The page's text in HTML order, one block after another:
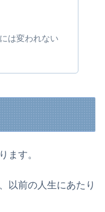
は変われない
ます。
以前の人生にあたり